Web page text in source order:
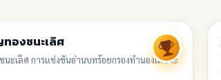
ทองชนะเลิศ
นะเลิศ การแข่งขันอ่านบทร้อยกรองทำนองเสนาะ